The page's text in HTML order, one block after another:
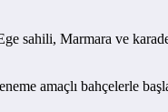
sahili, Marmara ve
amaçlı bahçelerle